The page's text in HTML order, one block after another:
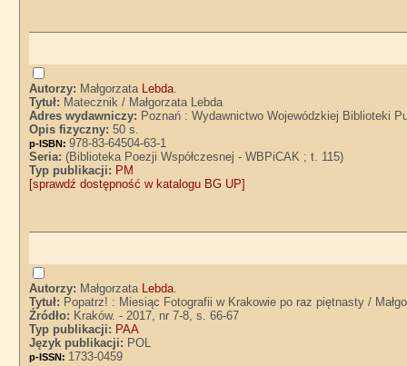
Autorzy: Małgorzata Lebda.
Tytuł: Matecznik / Małgorzata Lebda
Adres wydawniczy: Poznań : Wydawnictwo Wojewódzkiej Biblioteki
Opis fizyczny:50 s.
p-ISBN:978-83-64504-63-1
Seria:(Biblioteka Poezji Współczesnej - WBPiCAK ; t. 115)
Typ publikacji: PM
[sprawdź dostępność w katalogu BG UP]
Autorzy: Małgorzata Lebda.
Tytuł: Popatrz! : Miesiąc Fotografii w Krakowie po raz piętnasty /
Źródło: Kraków. - 2017, nr 7-8, s. 66-67
Typ publikacji: PAA
Język publikacji: POL
p-ISSN: 1733-0459